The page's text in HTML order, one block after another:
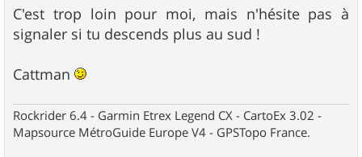
s
s
a
C'est trop loin pour moi, mais n'hésite pas à
signaler si tu descends plus au sud !
Cattman
Rockrider 6.4 - Garmin Etrex Legend CX - CartoEx 3.02 -
Mapsource MétroGuide Europe V4 - GPSTopo France.